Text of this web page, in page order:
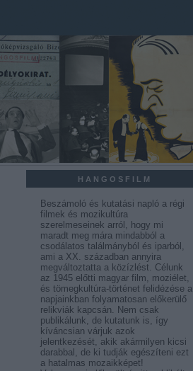
HANGOSFILM
Beszámoló és kutatási napló a régi
filmek és mozikultúra
szerelmeseinek arról, hogy mi
maradt meg mára mindabból a
csodálatos találmányból és iparból,
ami a XX. században annyira
megváltoztatta a közízlést. Célunk
az 1945 előtti magyar film, moziélet,
és tömegkultúra-történet felidézése a
napjainkban folyamatosan előkerülő
relikviák kapcsán. Nem csak
publikálunk, de kutatunk is, így
kíváncsian várjuk azok
jelentkezését, akik akármilyen kicsi
darabbal, de ki tudják egészíteni ezt
a hatalmas mozaikképet!